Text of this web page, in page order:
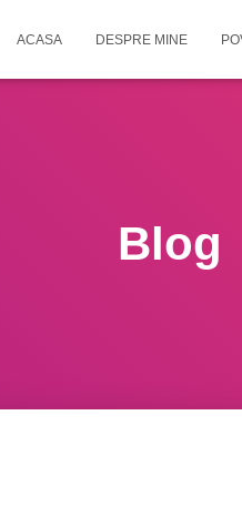
ACASA DESPRE MINE
Blog